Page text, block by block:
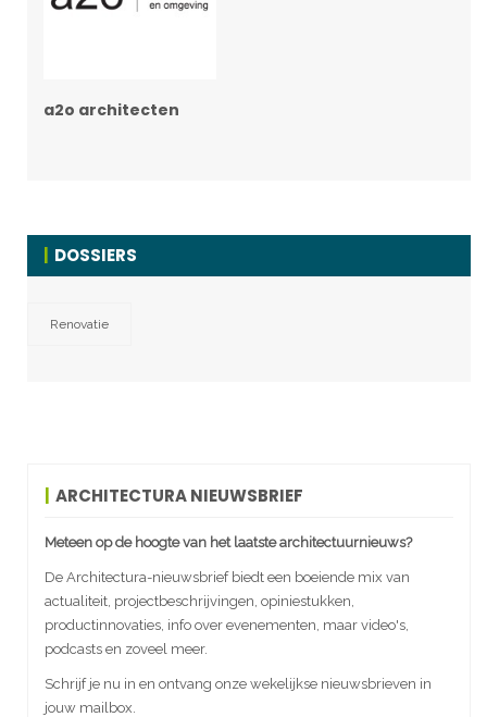
a2o architecten
DOSSIERS
Renovatie
ARCHITECTURA NIEUWSBRIEF
Meteen op de hoogte van het laatste architectuurnieuws?
De Architectura-nieuwsbrief biedt een boeiende mix van
actualiteit, projectbeschrijvingen, opiniestukken,
productinnovaties, info over evenementen, maar video's,
podcasts en zoveel meer.
Schrijf je nu in en ontvang onze wekelijkse nieuwsbrieven in
jouw mailbox.